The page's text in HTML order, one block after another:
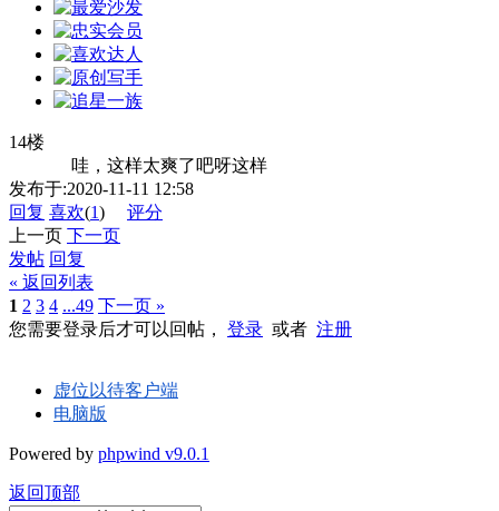
14楼
哇，这样太爽了吧呀这样
发布于:2020-11-11 12:58
回复 喜欢(1)
评分
上一页 下一页
发帖 回复
« 返回列表
1 2 3 4 ...49 下一页 »
您需要登录后才可以回帖， 登录 或者 注册
虚位以待客户端
电脑版
Powered by phpwind v9.0.1
返回顶部